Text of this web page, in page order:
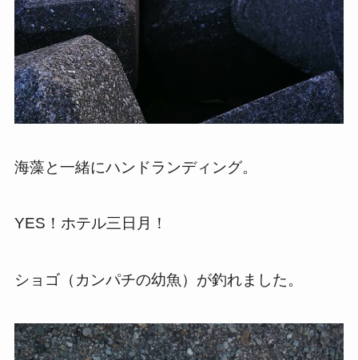
海藻と一緒にハンドランディング。
YES！ホテル三日月！
ショゴ（カンパチの幼魚）が釣れました。